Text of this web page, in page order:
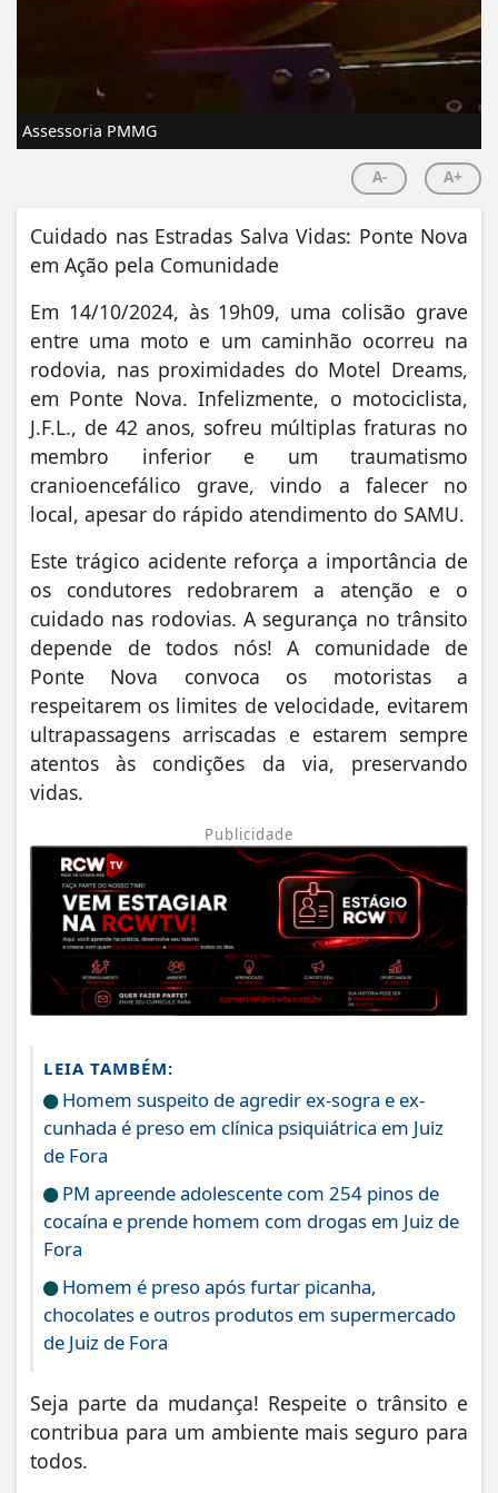
Assessoria PMMG
A- A+
Cuidado nas Estradas Salva Vidas: Ponte Nova
em Ação pela Comunidade
Em 14/10/2024, às 19h09, uma colisão grave
entre uma moto e um caminhão ocorreu na
rodovia, nas proximidades do Motel Dreams,
em Ponte Nova. Infelizmente, o motociclista,
J.F.L., de 42 anos, sofreu múltiplas fraturas no
membro inferior e um traumatismo
cranioencefálico grave, vindo a falecer no
local, apesar do rápido atendimento do SAMU.
Este trágico acidente reforça a importância de
os condutores redobrarem a atenção e o
cuidado nas rodovias. A segurança no trânsito
depende de todos nós! A comunidade de
Ponte Nova convoca os motoristas a
respeitarem os limites de velocidade, evitarem
ultrapassagens arriscadas e estarem sempre
atentos às condições da via, preservando
vidas.
Publicidade
LEIA TAMBÉM:
Homem suspeito de agredir ex-sogra e ex-
cunhada é preso em clínica psiquiátrica em Juiz
de Fora
PM apreende adolescente com 254 pinos de
cocaína e prende homem com drogas em Juiz de
Fora
Homem é preso após furtar picanha,
chocolates e outros produtos em supermercado
de Juiz de Fora
Seja parte da mudança! Respeite o trânsito e
contribua para um ambiente mais seguro para
todos.